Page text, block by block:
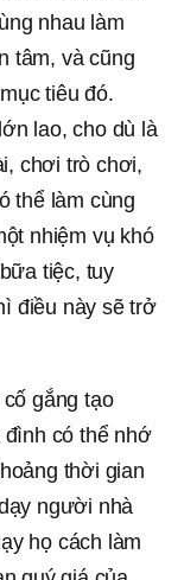
nhau làm
tâm, và cũng
tiêu đó.
lao, cho dù là
chơi trò chơi,
thể làm cùng
nhiệm vụ khó
tiệc, tuy
điều này sẽ trở
gắng tạo
đình có thể nhớ
thời gian
người nhà
họ cách làm